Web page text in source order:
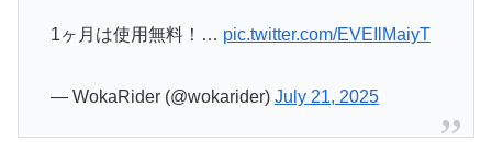
1ヶ月は使用無料！… pic.twitter.com/EVEIlMaiyT
— WokaRider (@wokarider) July 21, 2025